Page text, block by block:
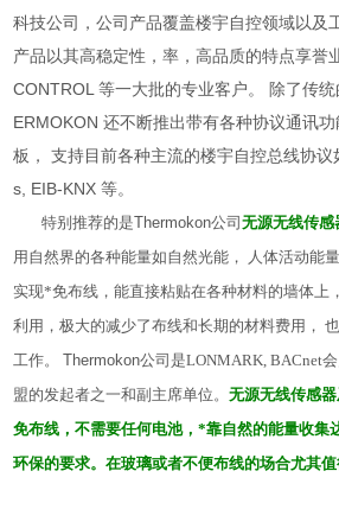
科技公司，公司产品覆盖楼宇自控领域以及
产品以其高稳定性，率，高品质的特点享誉
CONTROL 等一大批的专业客户。 除了传
ERMOKON 还不断推出带有各种协议通讯
板， 支持目前各种主流的楼宇自控总线协
s, EIB-KNX 等。
特别推荐的是Thermokon公司无源无线传
用自然界的各种能量如自然光能， 人体活动能
实现*免布线，能直接粘贴在各种材料的墙体上
利用，极大的减少了布线和长期的材料费用，
工作。Thermokon公司是LONMARK, BACnet
盟的发起者之一和副主席单位。无源无线传感
免布线，不需要任何电池，*靠自然的能量收集
环保的要求。在玻璃或者不便布线的场合尤其值